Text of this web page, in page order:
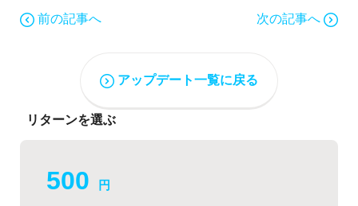
前の記事へ 次の記事へ
アップデート一覧に戻る
リターンを選ぶ
500 円